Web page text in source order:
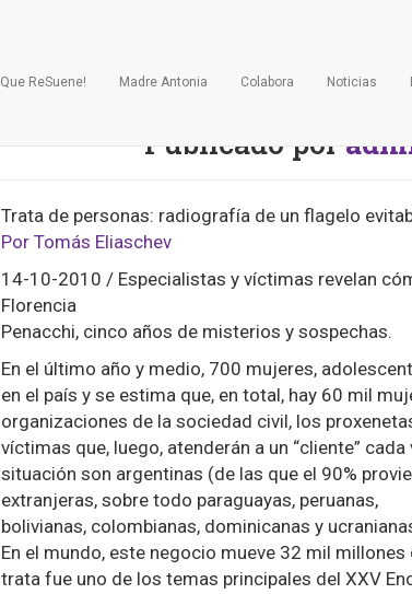
Que ReSuene! Madre Antonia Colabora Noticias
Publicado por
Trata de personas: radiografía de un flagelo
Por Tomás Eliaschev
14-10-2010 / Especialistas y víctimas revelan
Florencia
Penacchi, cinco años de misterios y sospechas.
En el último año y medio, 700 mujeres,
en el país y se estima que, en total, hay 60 mil
organizaciones de la sociedad civil, los
víctimas que, luego, atenderán a un “cliente”
situación son argentinas (de las que el 90%
extranjeras, sobre todo paraguayas, peruanas,
bolivianas, colombianas, dominicanas y
En el mundo, este negocio mueve 32 mil
trata fue uno de los temas principales del XXV